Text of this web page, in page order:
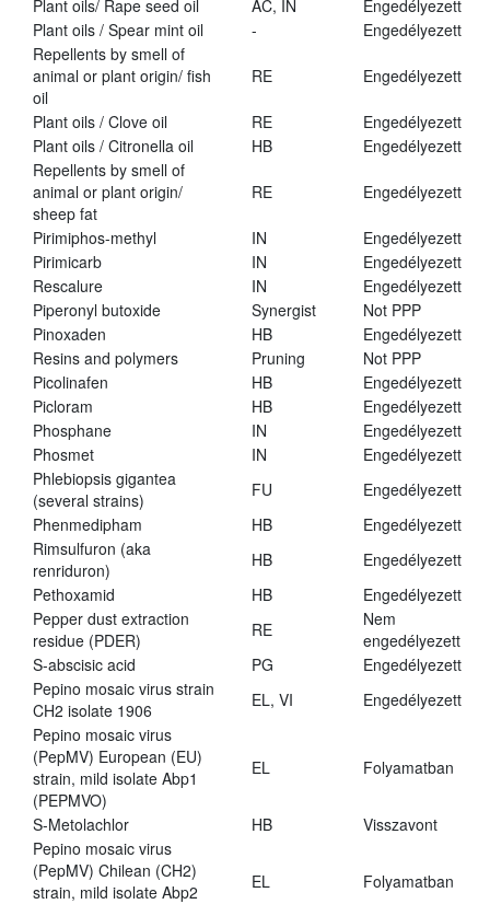
Plant oils/ Rape seed oil
AC, IN
Engedélyezett
Plant oils / Spear mint oil
-
Engedélyezett
Repellents by smell of
animal or plant origin/ fish
oil
RE Engedélyezett
Plant oils / Clove oil RE
Engedélyezett
Plant oils / Citronella oil
HB
Engedélyezett
Repellents by smell of
animal or plant origin/
sheep fat
RE Engedélyezett
Pirimiphos-methyl IN
Engedélyezett
Pirimicarb
IN
Engedélyezett
Rescalure
IN
Engedélyezett
Piperonyl butoxide
Synergist
Not PPP
Pinoxaden
HB
Engedélyezett
Resins and polymers
Pruning
Not PPP
Picolinafen
HB
Engedélyezett
Picloram
HB
Engedélyezett
Phosphane
IN
Engedélyezett
Phosmet
IN
Engedélyezett
Phlebiopsis gigantea
(several strains)
FU
Engedélyezett
Phenmedipham
HB
Engedélyezett
Rimsulfuron (aka
renriduron)
HB
Engedélyezett
Pethoxamid
HB
Engedélyezett
Pepper dust extraction
residue (PDER)
RE
Nem
engedélyezett
S-abscisic acid
PG
Engedélyezett
Pepino mosaic virus strain
CH2 isolate 1906
EL, VI
Engedélyezett
Pepino mosaic virus
(PepMV) European (EU)
strain, mild isolate Abp1
(PEPMVO)
EL Folyamatban
S-Metolachlor HB
Visszavont
Pepino mosaic virus
(PepMV) Chilean (CH2)
strain, mild isolate Abp2
EL Folyamatban